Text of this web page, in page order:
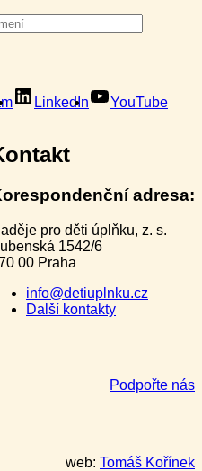
LinkedIn YouTube
adresa:
pro děti úplňku, z. s.
1542/6
00 Praha
info@detiuplnku.cz
Další kontakty
Podpořte nás
web: Tomáš Kořínek